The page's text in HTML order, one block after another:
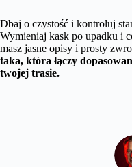
Dbaj o czystość i kontroluj
Wymieniaj kask po upadku i
masz jasne opisy i prosty
taka, która łączy
twojej trasie.